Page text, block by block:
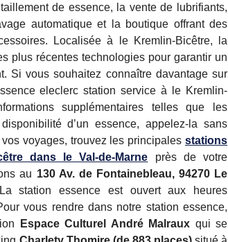
de essence, la vente de lubrifiants,
automatique et la boutique offrant des
Localisée à le Kremlin-Bicêtre, la
plus récentes technologies pour garantir un
Si vous souhaitez connaître davantage sur
eleclerc station service à le Kremlin-
supplémentaires telles que les
d’un essence, appelez-la sans
voyages, trouvez les principales stations
dans le Val-de-Marne près de votre
au 130 Av. de Fontainebleau, 94270 Le
station essence est ouvert aux heures
vous rendre dans notre station essence,
Espace Culturel André Malraux qui se